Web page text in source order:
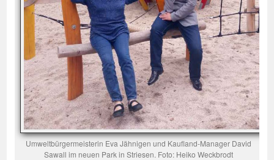
Umweltbürgermeisterin Eva Jähnigen und Kaufland-Manager David
Sawall im neuen Park in Striesen. Foto: Heiko Weckbrodt